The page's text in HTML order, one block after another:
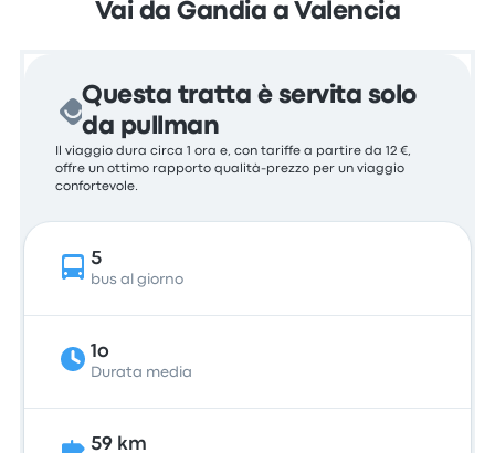
Vai da Gandia a Valencia
Questa tratta è servita solo
da pullman
Il viaggio dura circa 1 ora e, con tariffe a partire da 12 €,
offre un ottimo rapporto qualità-prezzo per un viaggio
confortevole.
5
bus al giorno
1o
Durata media
59 km